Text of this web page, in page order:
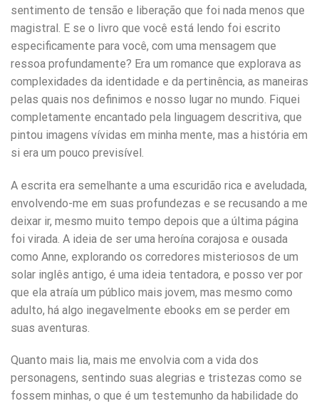
sentimento de tensão e liberação que foi nada menos que
magistral. E se o livro que você está lendo foi escrito
especificamente para você, com uma mensagem que
ressoa profundamente? Era um romance que explorava as
complexidades da identidade e da pertinência, as maneiras
pelas quais nos definimos e nosso lugar no mundo. Fiquei
completamente encantado pela linguagem descritiva, que
pintou imagens vívidas em minha mente, mas a história em
si era um pouco previsível.
A escrita era semelhante a uma escuridão rica e aveludada,
envolvendo-me em suas profundezas e se recusando a me
deixar ir, mesmo muito tempo depois que a última página
foi virada. A ideia de ser uma heroína corajosa e ousada
como Anne, explorando os corredores misteriosos de um
solar inglês antigo, é uma ideia tentadora, e posso ver por
que ela atraía um público mais jovem, mas mesmo como
adulto, há algo inegavelmente ebooks em se perder em
suas aventuras.
Quanto mais lia, mais me envolvia com a vida dos
personagens, sentindo suas alegrias e tristezas como se
fossem minhas, o que é um testemunho da habilidade do